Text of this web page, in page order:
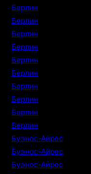
Берлин
Берлин
Берлин
Берлин
Берлин
Берлин
Берлин
Берлин
Берлин
Берлин
Буэнос-Айрес
Буэнос-Айрес
Буэнос-Айрес